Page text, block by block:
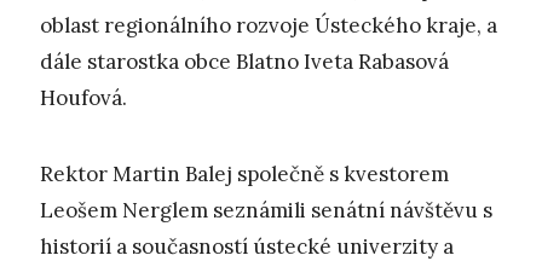
oblast regionálního rozvoje Ústeckého kraje, a
dále starostka obce Blatno Iveta Rabasová
Houfová.
Rektor Martin Balej společně s kvestorem
Leošem Nerglem seznámili senátní návštěvu s
historií a současností ústecké univerzity a